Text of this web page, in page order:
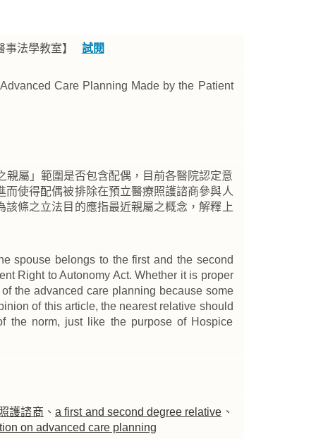
事法學教室】 試閱
Care Planning Made by the Patient
屬」範圍是否包含配偶，目前各醫院認定意
使得配偶被排除在預立醫療照護諮商參與人
條之立法目的應指最近親屬之概念，解釋上
spouse belongs to the first and the second
Right to Autonomy Act. Whether it is proper
the advanced care planning because some
of this article, the nearest relative should
the norm, just like the purpose of Hospice
護諮商 、 a first and second degree relative 、
on advanced care planning